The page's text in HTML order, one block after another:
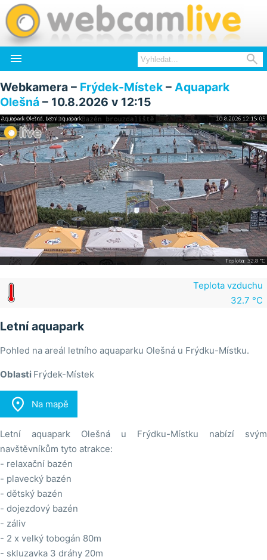
 
Webkamera – Frýdek-Místek – Aquapark
Olešná – 10.8.2026 v 12:15
Teplota vzduchu
32.7 °C
Letní aquapark
Pohled na areál letního aquaparku Olešná u Frýdku-Místku.
Oblasti Frýdek-Místek
 Na mapě
Letní aquapark Olešná u Frýdku-Místku nabízí svým
navštěvníkům tyto atrakce:
- relaxační bazén
- plavecký bazén
- dětský bazén
- dojezdový bazén
- záliv
- 2 x velký tobogán 80m
- skluzavka 3 dráhy 20m